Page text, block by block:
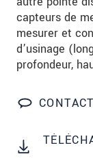
capteurs de
mesurer et
d’usinage
profondeur,
Message *
de
* Obligatoire
Nous